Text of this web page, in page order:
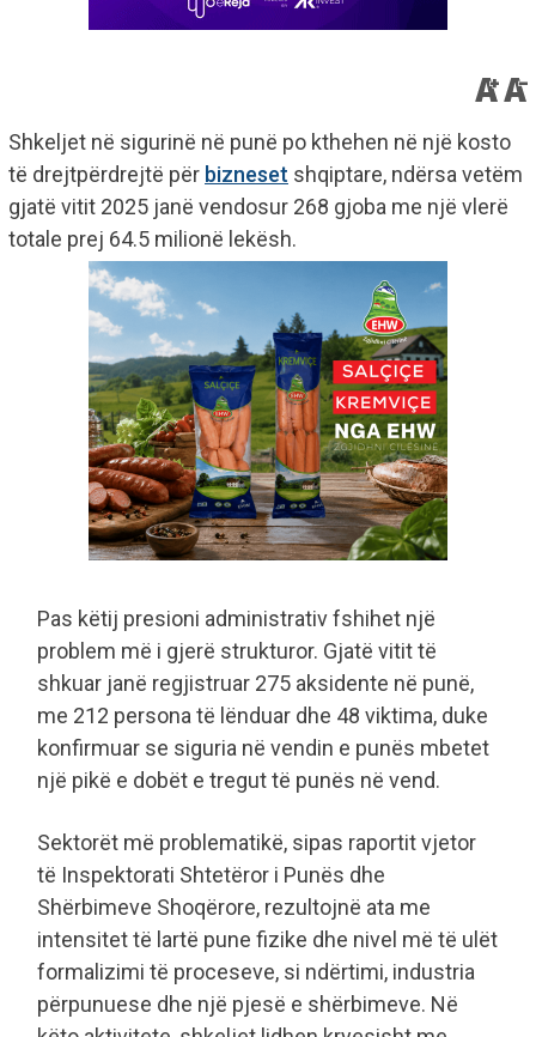
Shkeljet në sigurinë në punë po kthehen në një kosto
të drejtpërdrejtë për bizneset shqiptare, ndërsa vetëm
gjatë vitit 2025 janë vendosur 268 gjoba me një vlerë
totale prej 64.5 milionë lekësh.
Pas këtij presioni administrativ fshihet një
problem më i gjerë strukturor. Gjatë vitit të
shkuar janë regjistruar 275 aksidente në punë,
me 212 persona të lënduar dhe 48 viktima, duke
konfirmuar se siguria në vendin e punës mbetet
një pikë e dobët e tregut të punës në vend.
Sektorët më problematikë, sipas raportit vjetor
të Inspektorati Shtetëror i Punës dhe
Shërbimeve Shoqërore, rezultojnë ata me
intensitet të lartë pune fizike dhe nivel më të ulët
formalizimi të proceseve, si ndërtimi, industria
përpunuese dhe një pjesë e shërbimeve. Në